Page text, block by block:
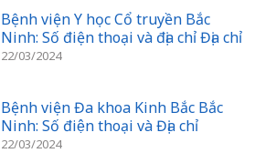
Bệnh viện Y học Cổ truyền Bắc
Ninh: Số điện thoại và địa chỉ Địa chỉ
22/03/2024
Bệnh viện Đa khoa Kinh Bắc Bắc
Ninh: Số điện thoại và Địa chỉ
22/03/2024